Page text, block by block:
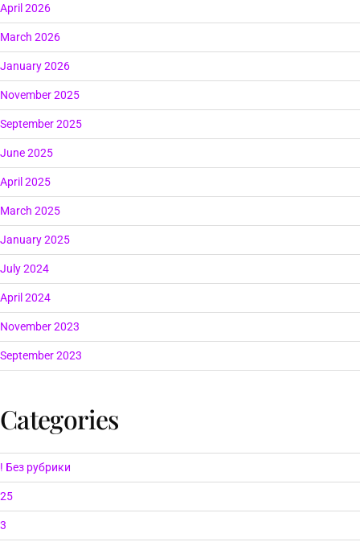
April 2026
March 2026
January 2026
November 2025
September 2025
June 2025
April 2025
March 2025
January 2025
July 2024
April 2024
November 2023
September 2023
Categories
! Без рубрики
25
3